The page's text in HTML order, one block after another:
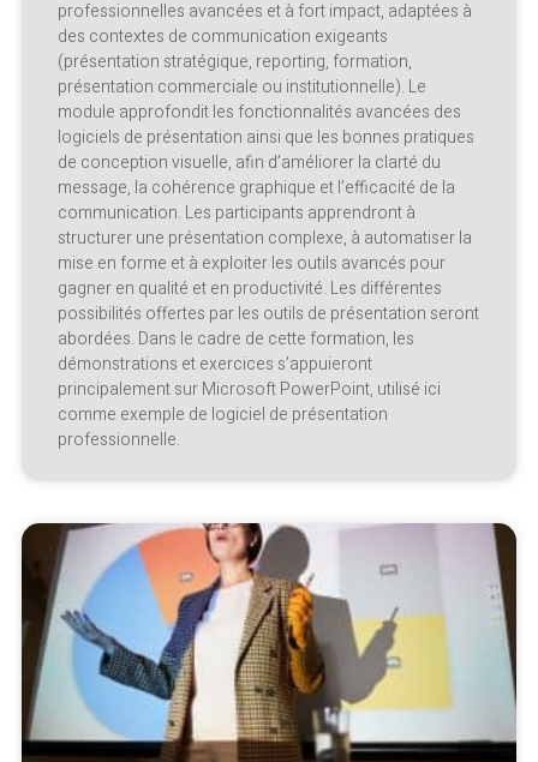
professionnelles avancées et à fort impact, adaptées à
des contextes de communication exigeants
(présentation stratégique, reporting, formation,
présentation commerciale ou institutionnelle). Le
module approfondit les fonctionnalités avancées des
logiciels de présentation ainsi que les bonnes pratiques
de conception visuelle, afin d’améliorer la clarté du
message, la cohérence graphique et l’efficacité de la
communication. Les participants apprendront à
structurer une présentation complexe, à automatiser la
mise en forme et à exploiter les outils avancés pour
gagner en qualité et en productivité. Les différentes
possibilités offertes par les outils de présentation seront
abordées. Dans le cadre de cette formation, les
démonstrations et exercices s’appuieront
principalement sur Microsoft PowerPoint, utilisé ici
comme exemple de logiciel de présentation
professionnelle.